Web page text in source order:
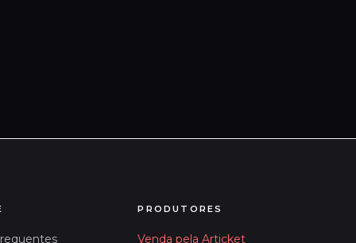
PRODUTORES
Venda pela Articket